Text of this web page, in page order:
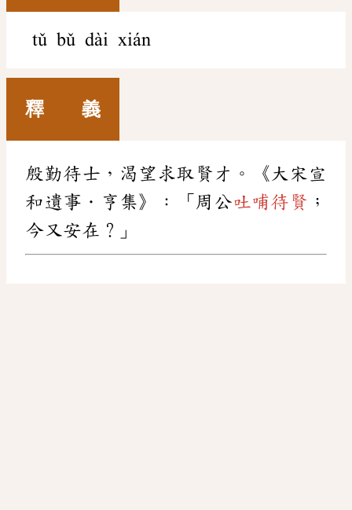
tǔ bǔ dài xián
釋 義
殷勤待士，渴望求取賢才。《大宋宣
和遺事．亨集》：「周公吐哺待賢 ；
今又安在？」